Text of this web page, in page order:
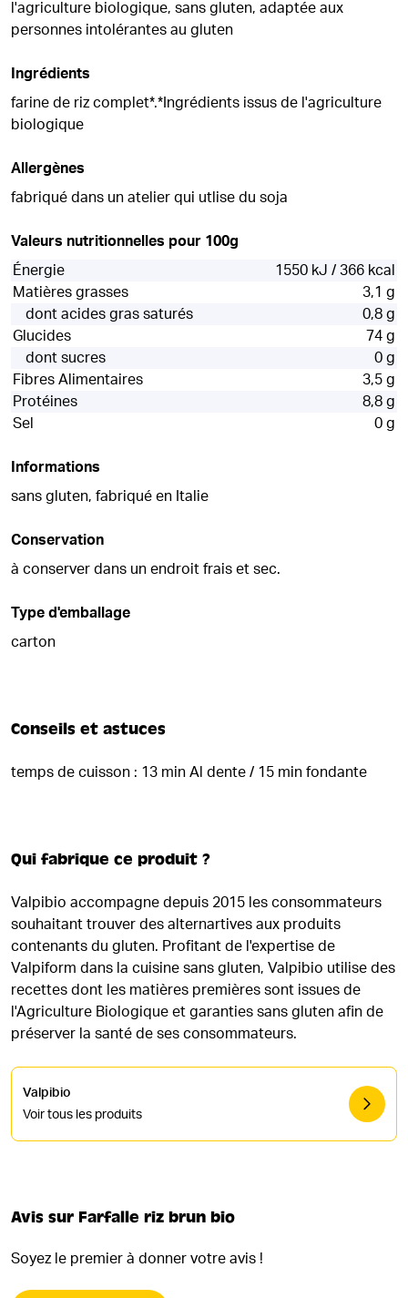
l'agriculture biologique, sans gluten, adaptée aux
personnes intolérantes au gluten
Ingrédients
farine de riz complet*.*Ingrédients issus de l'agriculture
biologique
Allergènes
fabriqué dans un atelier qui utlise du soja
Valeurs nutritionnelles pour 100g
Énergie
1550 kJ / 366 kcal
Matières grasses
3,1 g
dont acides gras saturés
0,8 g
Glucides
74 g
dont sucres
0 g
Fibres Alimentaires
3,5 g
Protéines
8,8 g
Sel
0 g
Informations
sans gluten, fabriqué en Italie
Conservation
à conserver dans un endroit frais et sec.
Type d'emballage
carton
Conseils et astuces
temps de cuisson : 13 min Al dente / 15 min fondante
Qui fabrique ce produit ?
Valpibio accompagne depuis 2015 les consommateurs
souhaitant trouver des alternartives aux produits
contenants du gluten. Profitant de l'expertise de
Valpiform dans la cuisine sans gluten, Valpibio utilise des
recettes dont les matières premières sont issues de
l'Agriculture Biologique et garanties sans gluten afin de
préserver la santé de ses consommateurs.
Valpibio
Voir tous les produits
Avis sur Farfalle riz brun bio
Soyez le premier à donner votre avis !